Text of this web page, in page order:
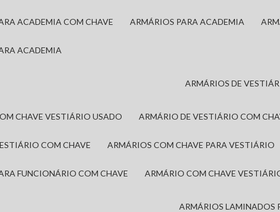
ACADEMIA COM CHAVE ARMÁRIOS PARA ACADEMIA
ACADEMIA
ARMÁRIOS DE
CHAVE VESTIÁRIO USADO ARMÁRIO DE VESTIÁRIO COM
COM CHAVE ARMÁRIOS COM CHAVE PARA VESTIÁRIO
FUNCIONÁRIO COM CHAVE ARMÁRIO COM CHAVE
ARMÁRIOS